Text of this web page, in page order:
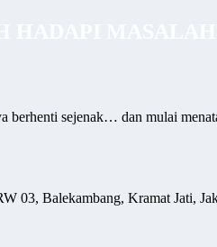
berhenti sejenak… dan mulai
03, Balekambang, Kramat Jati,